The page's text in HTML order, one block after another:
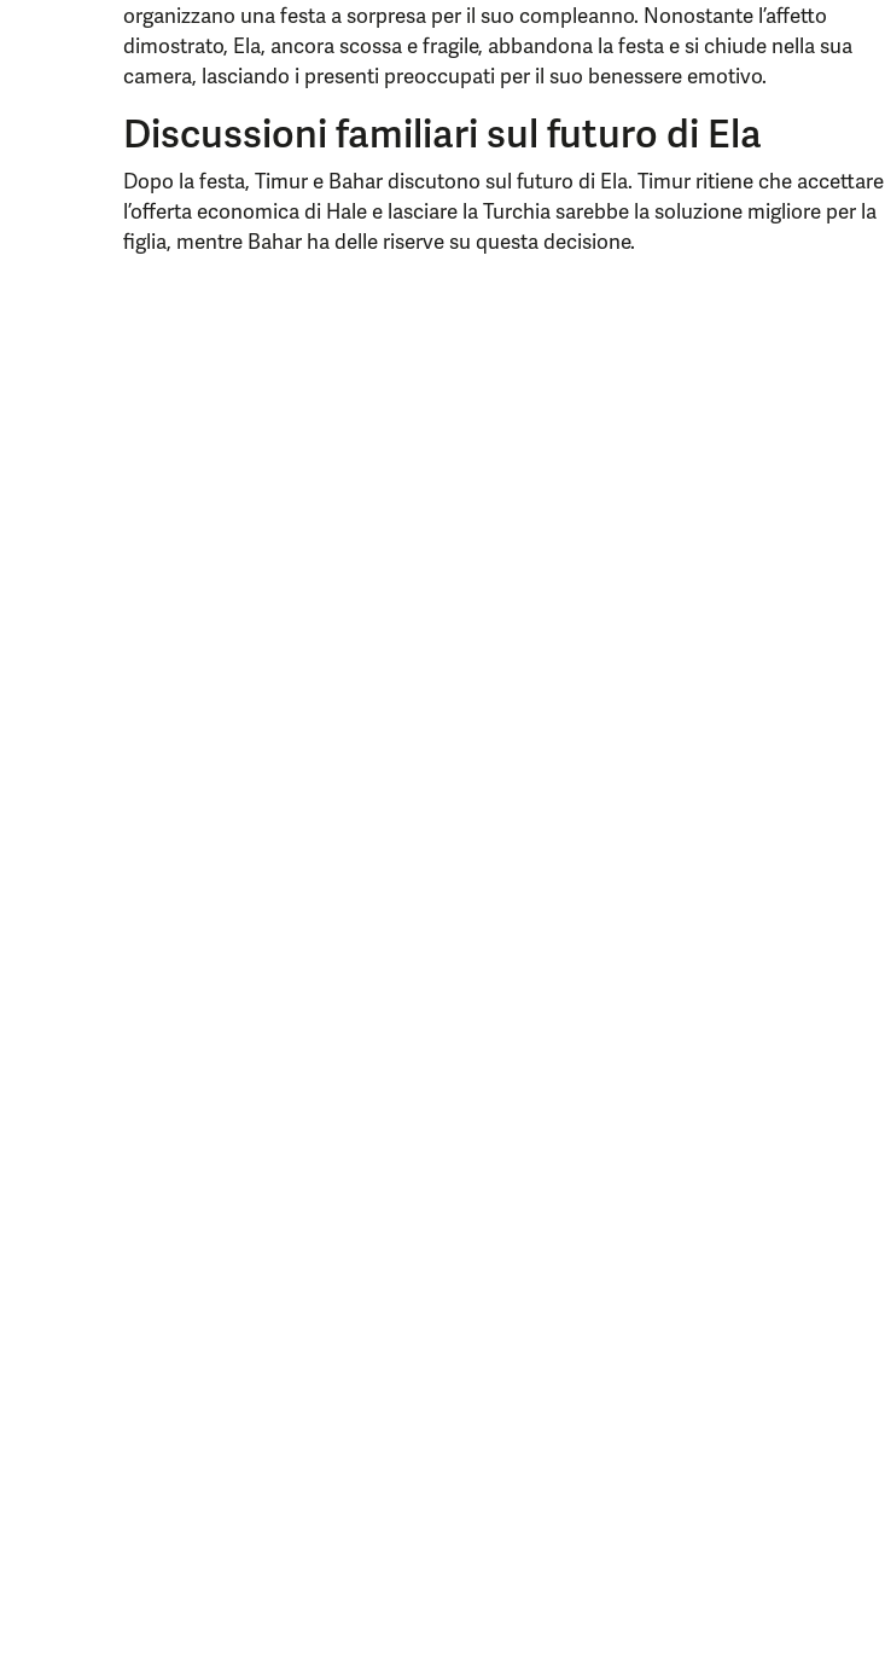
organizzano una festa a sorpresa per il suo compleanno. Nonostante l’affetto
dimostrato, Ela, ancora scossa e fragile, abbandona la festa e si chiude nella sua
camera, lasciando i presenti preoccupati per il suo benessere emotivo.
Discussioni familiari sul futuro di Ela
Dopo la festa, Timur e Bahar discutono sul futuro di Ela. Timur ritiene che accettare
l’offerta economica di Hale e lasciare la Turchia sarebbe la soluzione migliore per la
figlia, mentre Bahar ha delle riserve su questa decisione.